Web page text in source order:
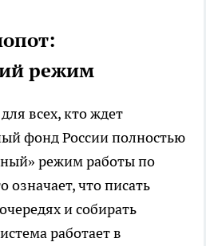
режим
всех, кто ждет
фонд России полностью
режим работы по
означает, что писать
и собирать
работает в